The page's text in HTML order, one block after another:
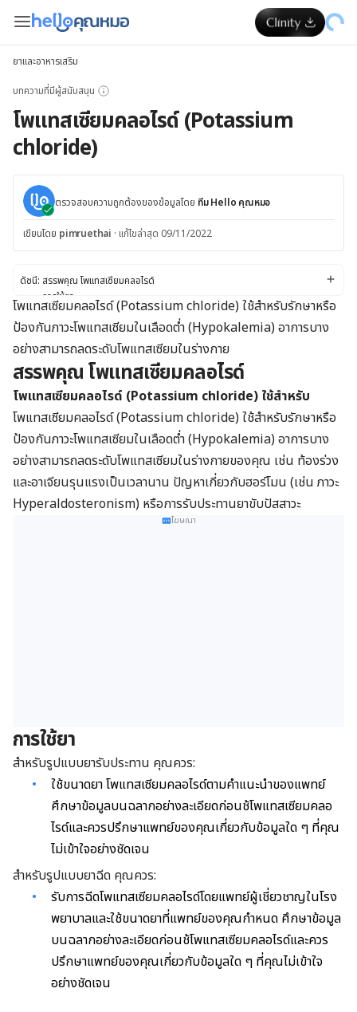
ยาและอาหารเสริม
บทความที่มีผู้สนับสนุน
โพแทสเซียมคลอไรด์ (Potassium
chloride)
ตรวจสอบความถูกต้องของข้อมูลโดย ทีม Hello คุณหมอ
เขียนโดย pimruethai · แก้ไขล่าสุด 09/11/2022
ดัชนี: สรรพคุณ โพแทสเซียมคลอไรด์
การใช้ยา
วิธีเก็บรักษา
ข้อควรระวังและคำเตือน
ความปลอดภัยในการใช้ยาในระหว่างตั้งครรภ์หรือขณะให้นมบุตร
ปฏิกิริยาระหว่างการใช้ยา
ปริมาณการใช้ยา
รูปแบบของยาโพแทสเซียมคลอไรด์
กรณีฉุกเฉินหรือใช้ยาเกินขนาด
กรณีลืมใช้ยา
โพแทสเซียมคลอไรด์ (Potassium chloride) ใช้สำหรับรักษาหรือ
ป้องกันภาวะโพแทสเซียมในเลือดต่ำ (Hypokalemia) อาการบาง
อย่างสามารถลดระดับโพแทสเซียมในร่างกาย
สรรพคุณ โพแทสเซียมคลอไรด์
โพแทสเซียมคลอไรด์ (Potassium chloride) ใช้สำหรับ
โพแทสเซียมคลอไรด์ (Potassium chloride) ใช้สำหรับรักษาหรือ
ป้องกันภาวะโพแทสเซียมในเลือดต่ำ (Hypokalemia) อาการบาง
อย่างสามารถลดระดับโพแทสเซียมในร่างกายของคุณ เช่น ท้องร่วง
และอาเจียนรุนแรงเป็นเวลานาน ปัญหาเกี่ยวกับฮอร์โมน (เช่น ภาวะ
Hyperaldosteronism) หรือการรับประทานยาขับปัสสาวะ
โฆษณา
การใช้ยา
สำหรับรูปแบบยารับประทาน คุณควร:
ใช้ขนาดยา โพแทสเซียมคลอไรด์ตามคำแนะนำของแพทย์
ศึกษาข้อมูลบนฉลากอย่างละเอียดก่อนช้โพแทสเซียมคลอ
ไรด์และควรปรึกษาแพทย์ของคุณเกี่ยวกับข้อมูลใด ๆ ที่คุณ
ไม่เข้าใจอย่างชัดเจน
สำหรับรูปแบบยาฉีด คุณควร:
รับการฉีดโพแทสเซียมคลอไรด์โดยแพทย์ผู้เชี่ยวชาญในโรง
พยาบาลและใช้ขนาดยาที่แพทย์ของคุณกำหนด ศึกษาข้อมูล
บนฉลากอย่างละเอียดก่อนช้โพแทสเซียมคลอไรด์และควร
ปรึกษาแพทย์ของคุณเกี่ยวกับข้อมูลใด ๆ ที่คุณไม่เข้าใจ
อย่างชัดเจน